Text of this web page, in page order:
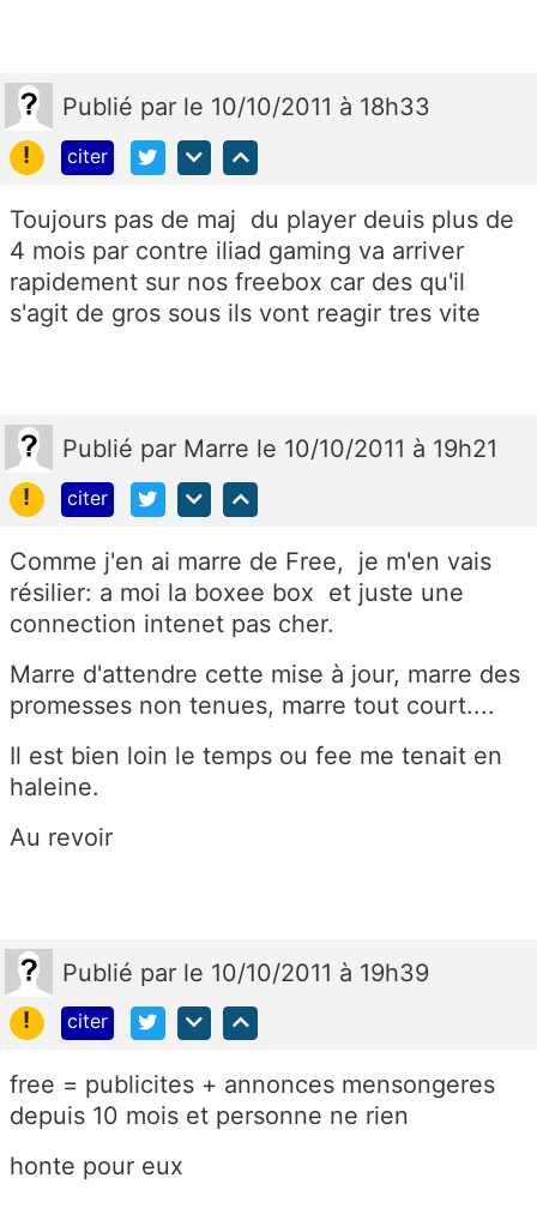
Publié par le 10/10/2011 à 18h33
!
citer
Toujours pas de maj du player deuis plus de
4 mois par contre iliad gaming va arriver
rapidement sur nos freebox car des qu'il
s'agit de gros sous ils vont reagir tres vite
Publié par Marre le 10/10/2011 à 19h21
!
citer
Comme j'en ai marre de Free, je m'en vais
résilier: a moi la boxee box et juste une
connection intenet pas cher.
Marre d'attendre cette mise à jour, marre des
promesses non tenues, marre tout court....
Il est bien loin le temps ou fee me tenait en
haleine.
Au revoir
Publié par le 10/10/2011 à 19h39
!
citer
free = publicites + annonces mensongeres
depuis 10 mois et personne ne rien
honte pour eux